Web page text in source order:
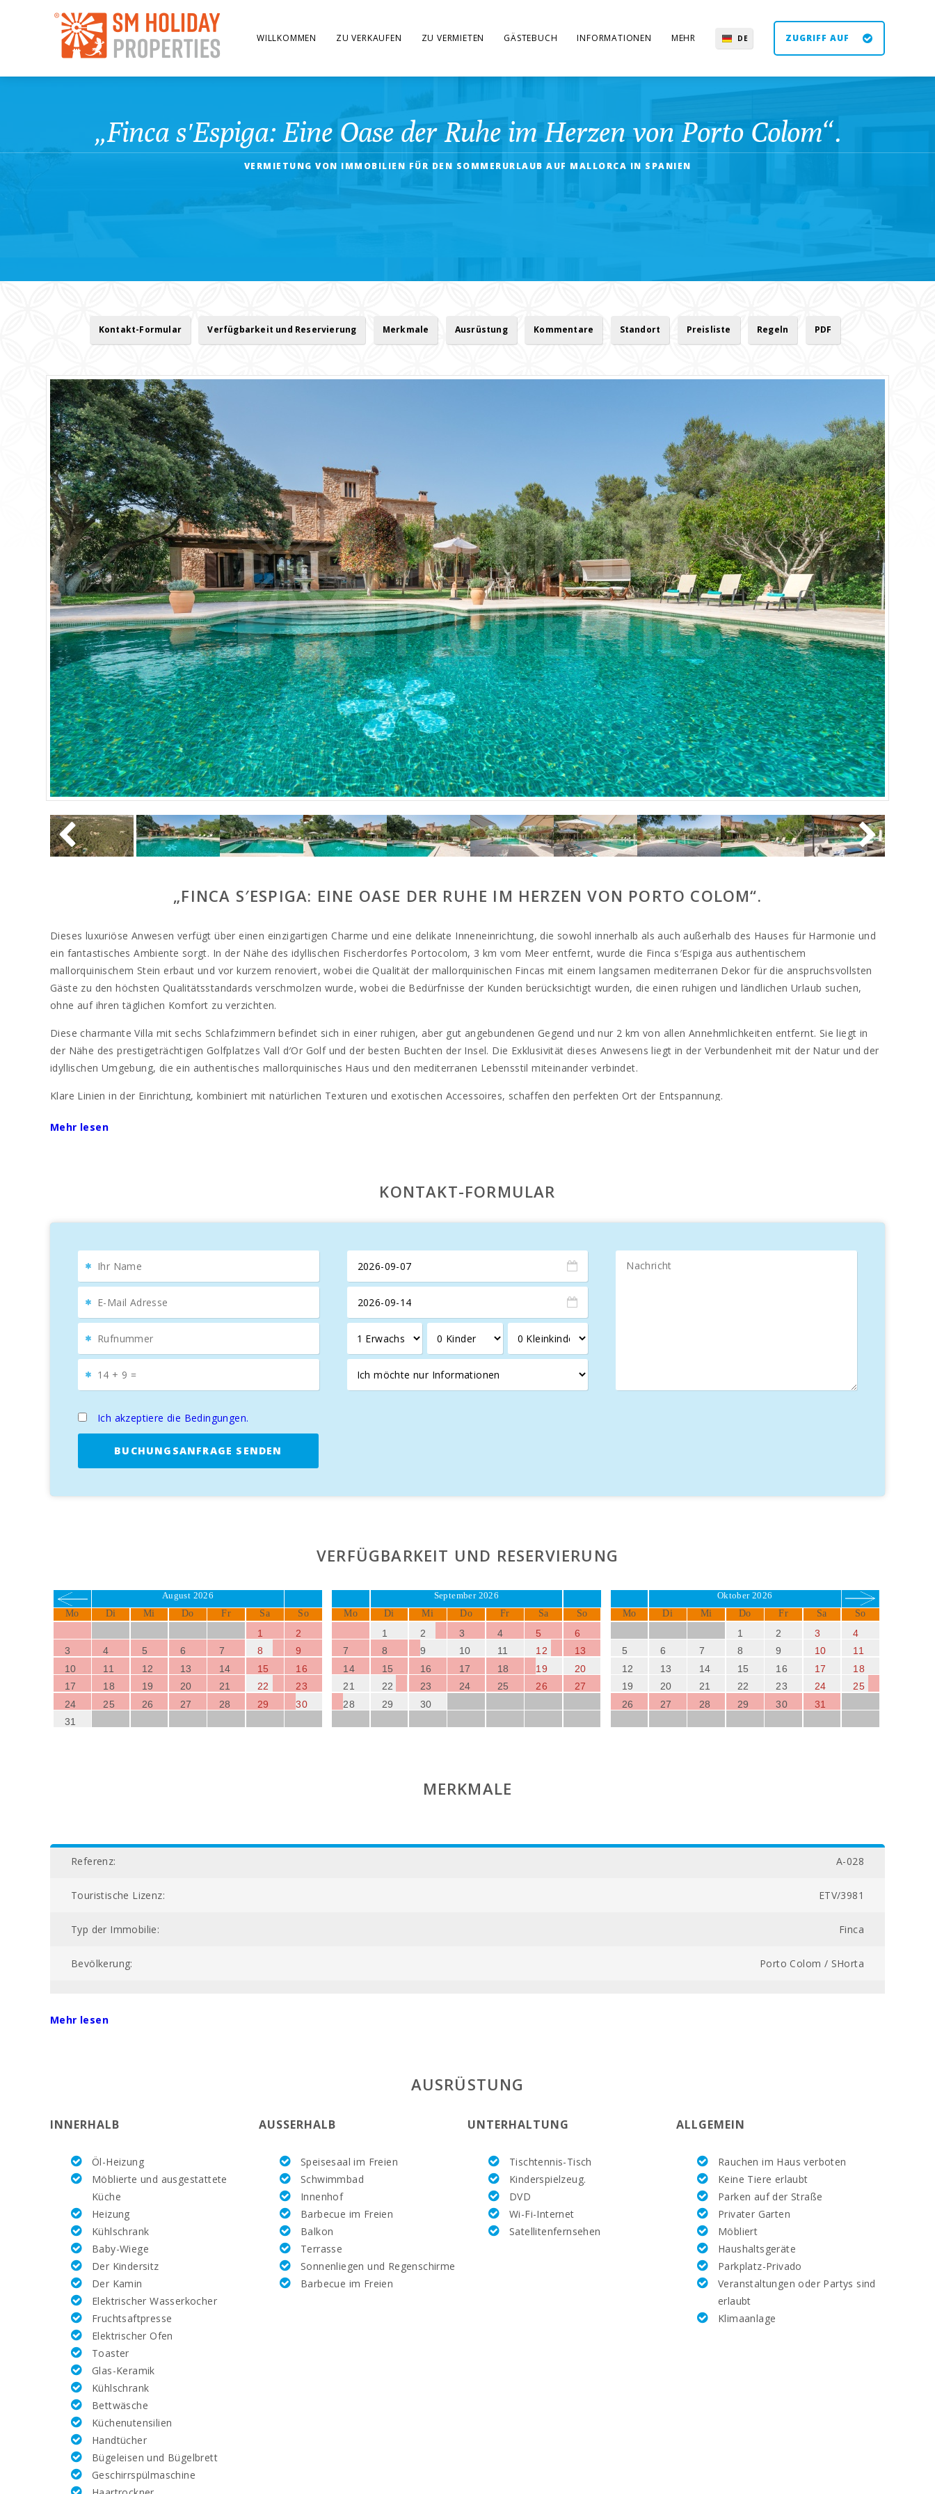
WILLKOMMEN ZU VERKAUFEN ZU VERMIETEN GÄSTEBUCH INFORMATIONEN MEHR DE ZUGRIFF AUF
„Finca s′Espiga: Eine Oase der Ruhe im Herzen von Porto Colom“.
VERMIETUNG VON IMMOBILIEN FÜR DEN SOMMERURLAUB AUF MALLORCA IN SPANIEN
Kontakt-Formular Verfügbarkeit und Reservierung Merkmale Ausrüstung Kommentare Standort Preisliste Regeln PDF
„FINCA S′ESPIGA: EINE OASE DER RUHE IM HERZEN VON PORTO COLOM“.
Dieses luxuriöse Anwesen verfügt über einen einzigartigen Charme und eine delikate Inneneinrichtung, die sowohl innerhalb als auch außerhalb des Hauses für Harmonie und
ein fantastisches Ambiente sorgt. In der Nähe des idyllischen Fischerdorfes Portocolom, 3 km vom Meer entfernt, wurde die Finca s′Espiga aus authentischem
mallorquinischem Stein erbaut und vor kurzem renoviert, wobei die Qualität der mallorquinischen Fincas mit einem langsamen mediterranen Dekor für die anspruchsvollsten
Gäste zu den höchsten Qualitätsstandards verschmolzen wurde, wobei die Bedürfnisse der Kunden berücksichtigt wurden, die einen ruhigen und ländlichen Urlaub suchen,
ohne auf ihren täglichen Komfort zu verzichten.
Diese charmante Villa mit sechs Schlafzimmern befindet sich in einer ruhigen, aber gut angebundenen Gegend und nur 2 km von allen Annehmlichkeiten entfernt. Sie liegt in
der Nähe des prestigeträchtigen Golfplatzes Vall d′Or Golf und der besten Buchten der Insel. Die Exklusivität dieses Anwesens liegt in der Verbundenheit mit der Natur und der
idyllischen Umgebung, die ein authentisches mallorquinisches Haus und den mediterranen Lebensstil miteinander verbindet.
Klare Linien in der Einrichtung, kombiniert mit natürlichen Texturen und exotischen Accessoires, schaffen den perfekten Ort der Entspannung.
Der sorgfältig gestaltete Außenbereich der Villa befindet sich auf einem herrlichen 15.000 m2 großen Grundstück mit einem wunderschön angelegten Garten mit Bäumen und
Diese Luxus-Villa von 500m2 ist in einem Haupthaus mit 5 Suiten, 5 Bäder und 2 Toiletten, eine von ihnen außerhalb am Pool verteilt; 1 Whirlpool, 1 Wohnzimmer, 1 Küche mit
einem Anbau, der durch den Garten verbunden ist, mit Bad und eigener Terrasse.
Die Finca s′Espiga ist ideal für Gruppen, Familien und Golfer.
Mehr lesen
KONTAKT-FORMULAR
Ich akzeptiere die Bedingungen.
BUCHUNGSANFRAGE SENDEN
VERFÜGBARKEIT UND RESERVIERUNG
August 2026
Mo Di Mi Do Fr Sa So
1
2
3
4 5 6 7 8
9
10
11 12 13 14 15
16
17
18 19 20 21 22
23
24
25 26 27 28 29
30
31
September 2026
Mo Di Mi Do Fr Sa So
1 2 3 4 5
6
7
8 9 10 11 12
13
14
15 16 17 18 19
20
21
22 23 24 25 26
27
28
29 30
Oktober 2026
Mo Di Mi Do Fr Sa So
1 2 3
4
5
6 7 8 9 10
11
12
13 14 15 16 17
18
19
20 21 22 23 24
25
26
27 28 29 30 31
MERKMALE
Referenz: A-028
Touristische Lizenz: ETV/3981
Typ der Immobilie: Finca
Bevölkerung: Porto Colom / SHorta
HEATING:
Nummer des Badezimmers:
Anzahl der Schlafzimmer:
Wohnfläche (m2):
Golfplatz La Reserva Rotana (km):
Vall d´Or Golf (км):
Reiten Son Menut (km):
Rafa Nadal Tennis Academy (km):
Krankenhaus Manacor (km):
Krankenhaus Son Espases Palma de Mallorca (km):
Mehr lesen
AUSRÜSTUNG
INNERHALB
Öl-Heizung
Möblierte und ausgestattete
Küche
Heizung
Kühlschrank
Baby-Wiege
Der Kindersitz
Der Kamin
Elektrischer Wasserkocher
Fruchtsaftpresse
Elektrischer Ofen
Toaster
Glas-Keramik
Kühlschrank
Bettwäsche
Küchenutensilien
Handtücher
Bügeleisen und Bügelbrett
Geschirrspülmaschine
AUSSERHALB
Speisesaal im Freien
Schwimmbad
Innenhof
Barbecue im Freien
Balkon
Terrasse
Sonnenliegen und Regenschirme
Barbecue im Freien
UNTERHALTUNG
Tischtennis-Tisch
Kinderspielzeug.
DVD
Wi-Fi-Internet
Satellitenfernsehen
ALLGEMEIN
Rauchen im Haus verboten
Keine Tiere erlaubt
Parken auf der Straße
Privater Garten
Möbliert
Haushaltsgeräte
Parkplatz-Privado
Veranstaltungen oder Partys sind
erlaubt
Klimaanlage